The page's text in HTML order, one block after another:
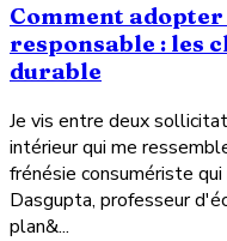
Comment
responsable : les
durable
Je vis entre deux
intérieur qui me
frénésie consumériste
Dasgupta, professeur
plan&...